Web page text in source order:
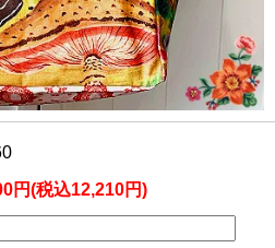
円(税込12,210円)